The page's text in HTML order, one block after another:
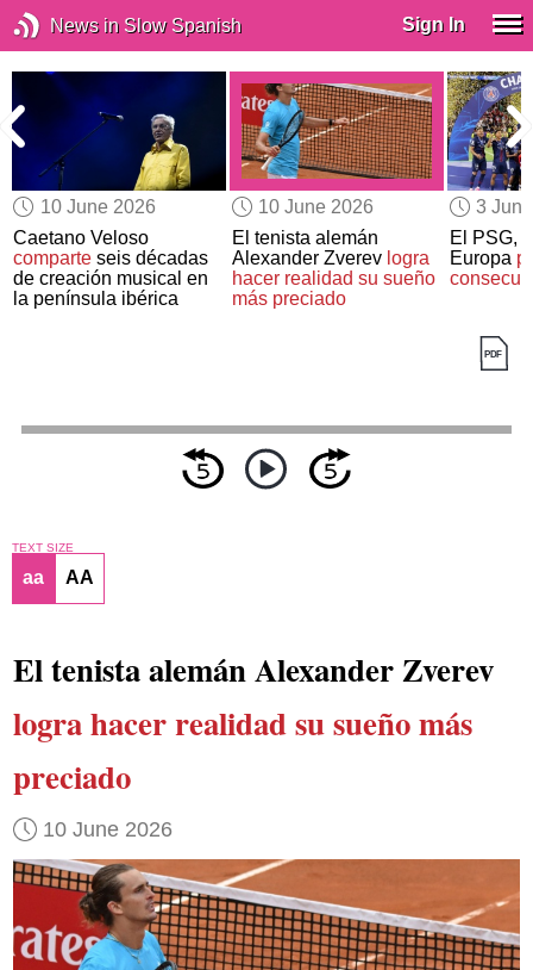
News in Slow Spanish Sign In
10 June 2026
Caetano Veloso
comparte seis décadas
de creación musical en
la península ibérica
10 June 2026
El tenista alemán
Alexander Zverev logra
hacer realidad su sueño
más preciado
3
El PSG,
Europa
TEXT SIZE
aa AA
El tenista alemán Alexander Zverev
logra hacer realidad su sueño más
preciado
10 June 2026